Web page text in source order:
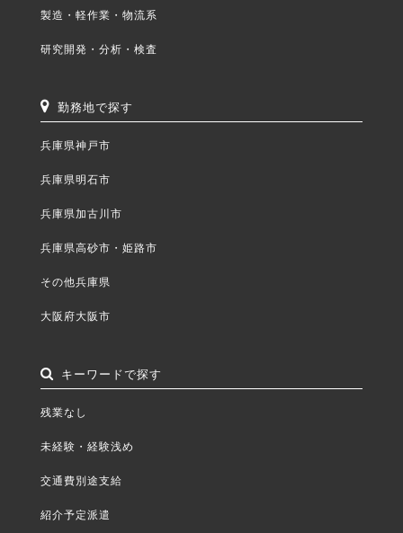
製造・軽作業・物流系
研究開発・分析・検査
勤務地で探す
兵庫県神戸市
兵庫県明石市
兵庫県加古川市
兵庫県高砂市・姫路市
その他兵庫県
大阪府大阪市
キーワードで探す
残業なし
未経験・経験浅め
交通費別途支給
紹介予定派遣